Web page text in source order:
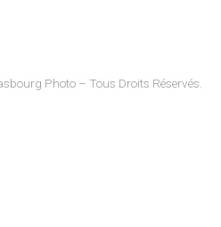
Photo – Tous Droits Réservés.